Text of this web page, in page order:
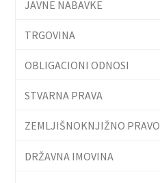
JAVNE NABAVKE
TRGOVINA
OBLIGACIONI ODNOSI
STVARNA PRAVA
ZEMLJIŠNOKNJIŽNO PRAVO
DRŽAVNA IMOVINA